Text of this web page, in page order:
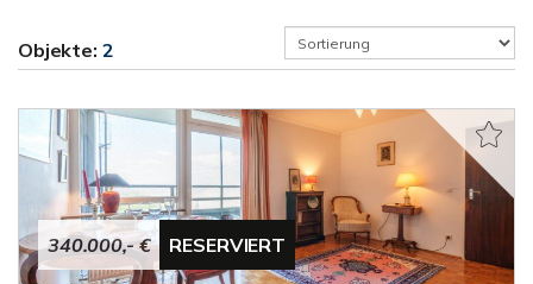
Objekte: 2
340.000,- € RESERVIERT